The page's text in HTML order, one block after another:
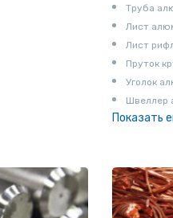
Труба
Лист
Лист
Пруток
Уголок
Швеллер
Показать
Шина
Z